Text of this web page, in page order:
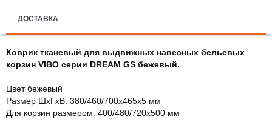
ДОСТАВКА
Коврик тканевый для выдвижных навесных бельевых
корзин VIBO серии DREAM GS бежевый.
Цвет бежевый
Размер ШхГхВ: 380/460/700х465х5 мм
Для корзин размером: 400/480/720х500 мм